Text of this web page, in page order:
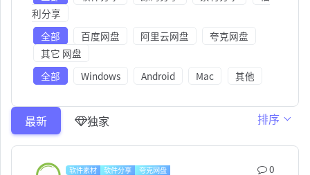
利分享
全部
百度网盘 阿里云网盘
夸克网盘
其它 网盘
全部
Windows Android Mac 其他
最新 独家 排序
软件素材 软件分享 夸克网盘 0